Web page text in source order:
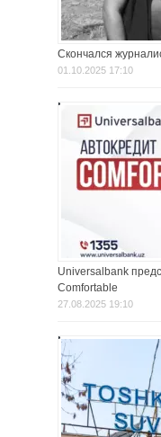
Скончался
01.10.2025 17:10
Universalbank
Comfortable
27.08.2025 19:10